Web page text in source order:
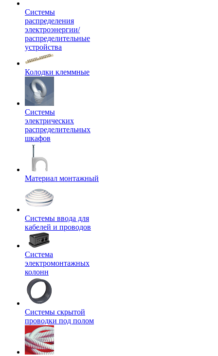
Системы
распределения
электроэнергии/
распределительные
устройства
Колодки клеммные
Системы
электрических
распределительных
шкафов
Материал монтажный
Системы ввода для
кабелей и проводов
Система
электромонтажных
колонн
Системы скрытой
проводки под полом